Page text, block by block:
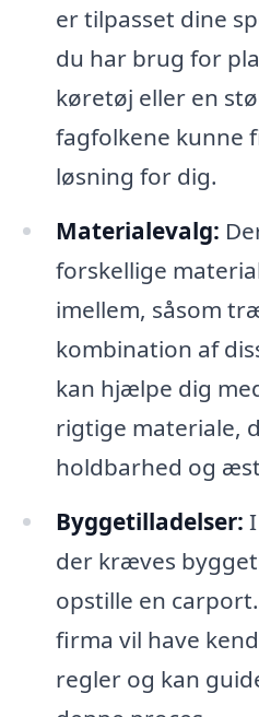
er tilpasset dine
du har brug for
køretøj eller en
fagfolkene kunne
løsning for dig.
Materialevalg:
forskellige
imellem, såsom
kombination af
kan hjælpe dig
rigtige materiale,
holdbarhed og
Byggetilladelser:
der kræves
opstille en
firma vil have
regler og kan